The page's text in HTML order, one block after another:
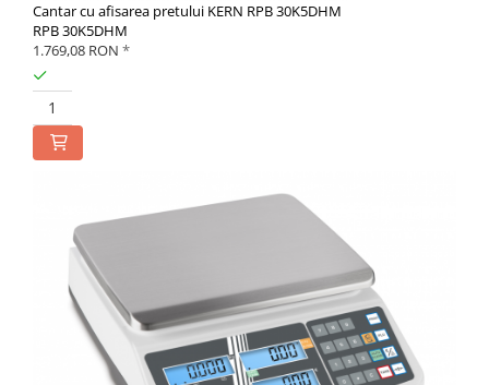
Cantar cu afisarea pretului KERN RPB 30K5DHM
RPB 30K5DHM
1.769,08 RON *